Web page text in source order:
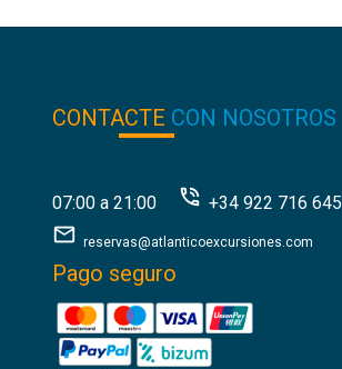
CONTACTE CON NOSOTROS
07:00 a 21:00 +34 922 716 645
reservas@atlanticoexcursiones.com
Pago seguro